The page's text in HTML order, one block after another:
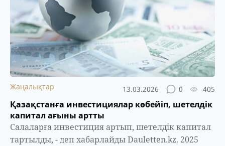
Жаңалықтар 13.03.2026 0 405
Қазақстанға инвестициялар көбейіп, шетелдік
капитал ағыны артты
Салаларға инвестиция артып, шетелдік капитал
тартылды, - деп хабарлайды Dauletten.kz. 2025